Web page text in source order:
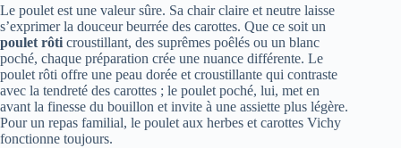
Le poulet est une valeur sûre. Sa chair claire et neutre laisse
s’exprimer la douceur beurrée des carottes. Que ce soit un
poulet rôti croustillant, des suprêmes poêlés ou un blanc
poché, chaque préparation crée une nuance différente. Le
poulet rôti offre une peau dorée et croustillante qui contraste
avec la tendreté des carottes ; le poulet poché, lui, met en
avant la finesse du bouillon et invite à une assiette plus légère.
Pour un repas familial, le poulet aux herbes et carottes Vichy
fonctionne toujours.